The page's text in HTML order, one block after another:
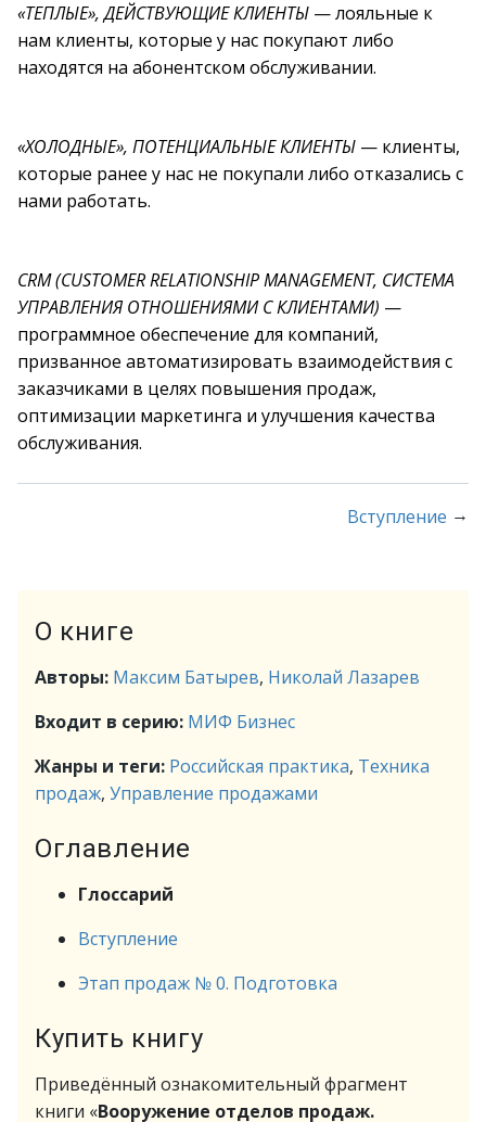
«ТЕПЛЫЕ», ДЕЙСТВУЮЩИЕ КЛИЕНТЫ — лояльные к
нам клиенты, которые у нас покупают либо
находятся на абонентском обслуживании.
«ХОЛОДНЫЕ», ПОТЕНЦИАЛЬНЫЕ КЛИЕНТЫ — клиенты,
которые ранее у нас не покупали либо отказались с
нами работать.
CRM (CUSTOMER RELATIONSHIP MANAGEMENT, СИСТЕМА
УПРАВЛЕНИЯ ОТНОШЕНИЯМИ С КЛИЕНТАМИ) —
программное обеспечение для компаний,
призванное автоматизировать взаимодействия с
заказчиками в целях повышения продаж,
оптимизации маркетинга и улучшения качества
обслуживания.
Вступление →
О книге
Авторы: Максим Батырев, Николай Лазарев
Входит в серию: МИФ Бизнес
Жанры и теги: Российская практика, Техника
продаж, Управление продажами
Оглавление
Глоссарий
Вступление
Этап продаж № 0. Подготовка
Купить книгу
Приведённый ознакомительный фрагмент
книги «Вооружение отделов продаж.